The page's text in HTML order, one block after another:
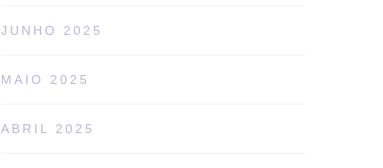
JUNHO 2025
MAIO 2025
ABRIL 2025